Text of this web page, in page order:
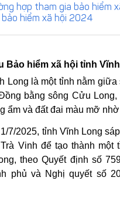
hợp tham gia bảo hiểm
bảo hiểm xã hội 2024
Bảo hiểm xã hội tỉnh
là một tỉnh nằm giữa
bằng sông Cửu Long,
ẩm và đất đai màu mỡ
2025, tỉnh Vĩnh Long
Vinh để tạo thành một
theo Quyết định số
phủ và Nghị quyết số